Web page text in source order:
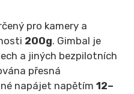
pro kamery a
200g. Gimbal je
a jiných bezpilotních
přesná
napájet napětím 12–